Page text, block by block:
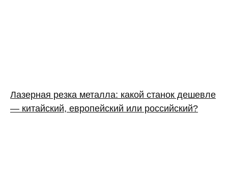
Лазерная резка металла: какой станок дешевле
— китайский, европейский или российский?